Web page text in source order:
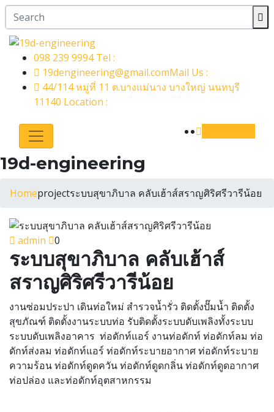
098 239 9994Tel :
19dengineering@gmail.com​Mail Us :
44/114 หมู่ที่ 11 ต.บางแม่นาง บางใหญ่ นนทบุรี
11140 Location :
19d-engineering
Homeprojectระบบสุขาภิบาล​ คลับเฮ้าส์​สราญศิริศรีวารีน้อย
admin 0
ระบบสุขาภิบาล​ คลับเฮ้าส์​
สราญศิริศรีวารีน้อย
งานซ่อมประปา เดินท่อใหม่ สำรวจน้ำรั่ว ติดตั้งปั๊มน้ำ ติดตั้ง
สุขภัณฑ์ ติดตั้งงานระบบท่อ รับติดตั้งระบบดับเพลิงทั้งระบบ
ระบบดับเพลิงอาคาร ท่อดักท์แอร์ งานท่อดักท์ ท่อดักท์ลม ท่อ
ดักท์ส่งลม ท่อดักท์แอร์ ท่อดักท์ระบายอากาศ ท่อดักท์ระบาย
ความร้อน ท่อดักท์ดูดควัน ท่อดักท์ดูดกลิ่น ท่อดักท์ดูดอากาศ
ท่อปล่อง และท่อดักท์อุตสาหกรรม